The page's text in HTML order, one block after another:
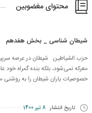
محتوای مغضوبین
شیطان شناسی _ بخش هفدهم
حزب الشیاطین شیطان در عرصه
معركه نمی‌شود، بلكه بنده گمراه
خصوصیات یاران شیطان را به روشنی
تاریخ انتشار 8 تیر 1400